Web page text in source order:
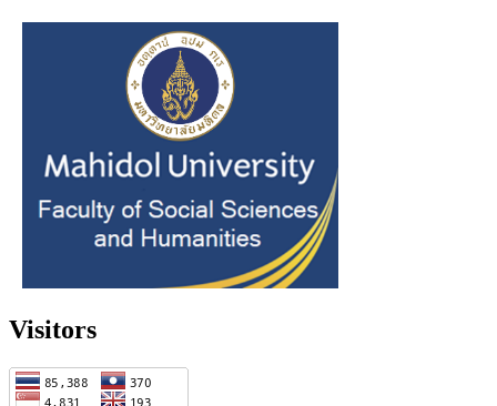
Visitors